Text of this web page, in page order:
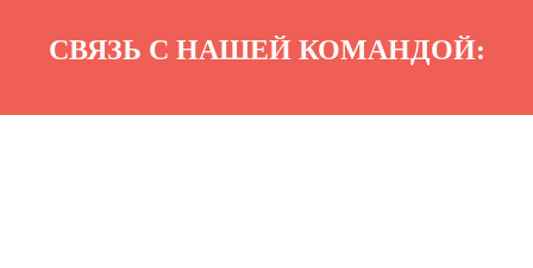
СВЯЗЬ С НАШЕЙ КОМАНДОЙ: